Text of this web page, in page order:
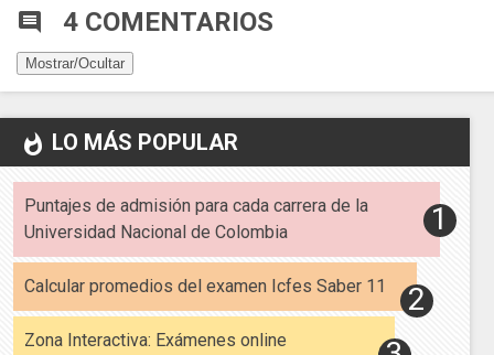
comment 4 COMENTARIOS
Mostrar/Ocultar
whatshot LO MÁS POPULAR
Puntajes de admisión para cada carrera de la
Universidad Nacional de Colombia
Calcular promedios del examen Icfes Saber 11
Zona Interactiva: Exámenes online